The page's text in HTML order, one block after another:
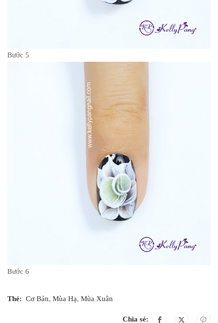
Bước 5
Bước 6
Thẻ: Cơ Bản, Mùa Hạ, Mùa Xuân
Chia sẻ: